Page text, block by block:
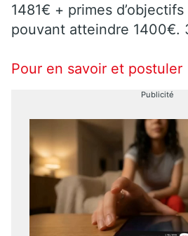
1481€ + primes
pouvant atteindre 1400€.
Pour en savoir et postuler
Publicité